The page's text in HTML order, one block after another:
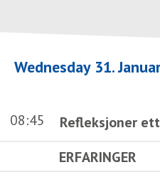
Wednesday 31.
08:45
Refleksjoner
ERFARINGER